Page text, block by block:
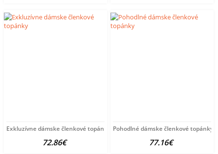
Exkluzívne dámske členkové topánky
72.86€
Pohodlné dámske členkové topánky
77.16€